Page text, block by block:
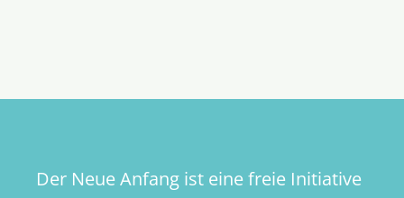
Der Neue Anfang ist eine freie Initiative